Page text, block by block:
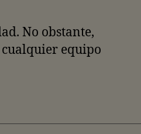
No obstante,
equipo